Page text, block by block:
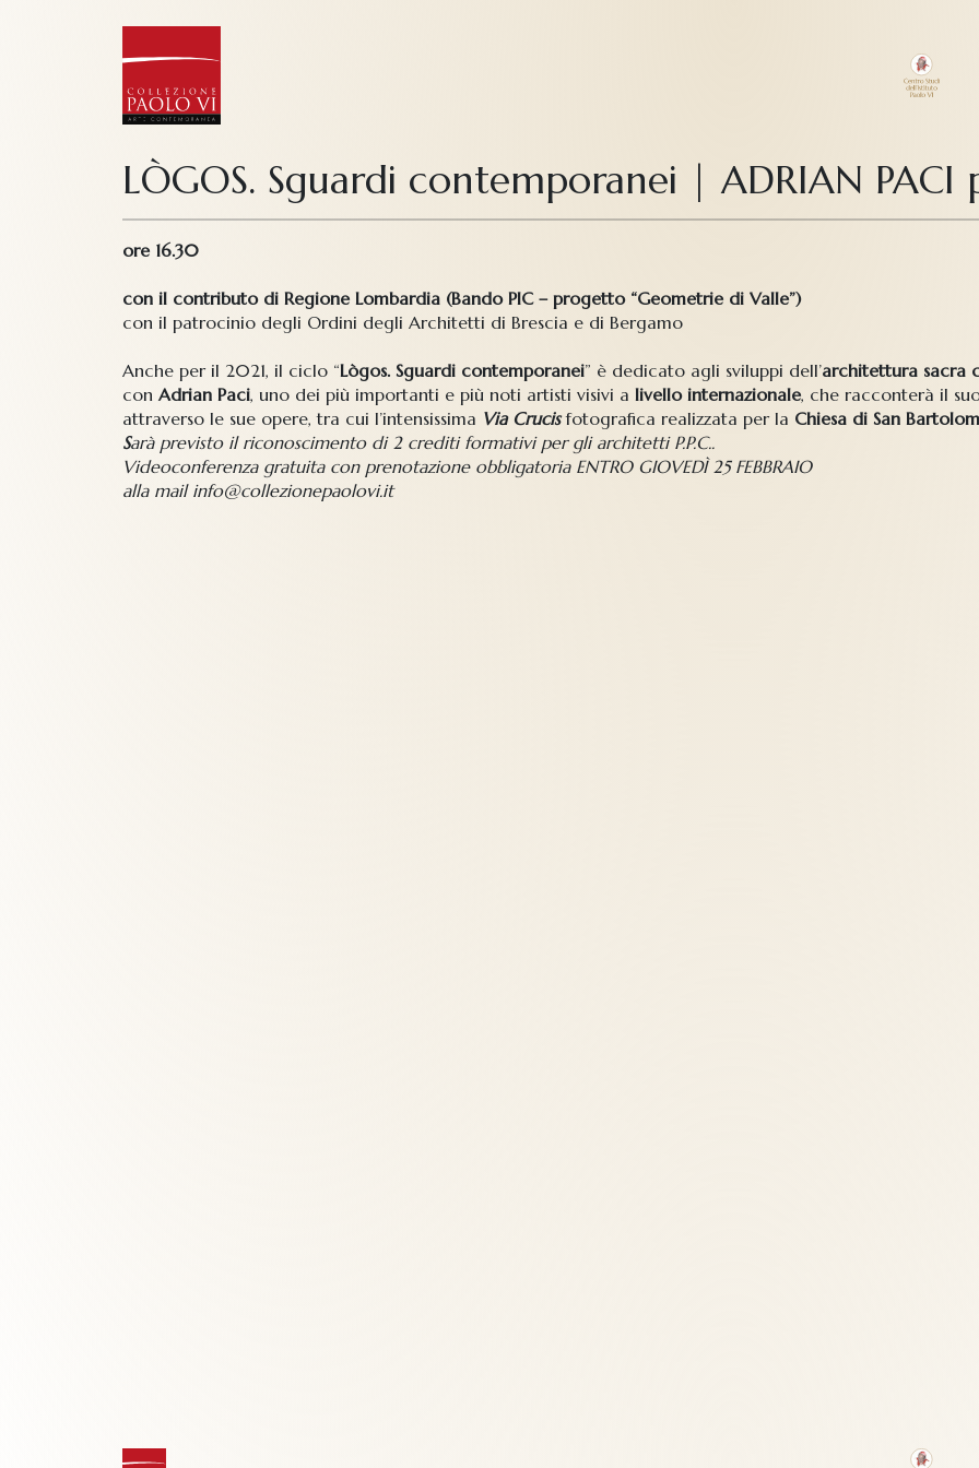
LÒGOS. Sguardi contemporanei | ADRIAN PACI
ore 16.30
con il contributo di Regione Lombardia (Bando PIC – progetto “Geometrie di Valle”)
con il patrocinio degli Ordini degli Architetti di Brescia e di Bergamo
Anche per il 2021, il ciclo “Lògos. Sguardi contemporanei” è dedicato agli sviluppi dell’architettura sacra
con Adrian Paci, uno dei più importanti e più noti artisti visivi a livello internazionale, che racconterà il
attraverso le sue opere, tra cui l’intensissima Via Crucisfotografica realizzata per la Chiesa di San
Sarà previsto il riconoscimento di 2 crediti formativi per gli architetti P.P.C..
Videoconferenza gratuita con prenotazione obbligatoria ENTRO GIOVEDÌ 25 FEBBRAIO
alla mail info@collezionepaolovi.it